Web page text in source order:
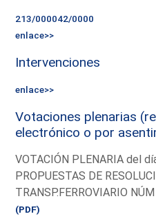
213/000042/0000
enlace>>
Intervenciones
enlace>>
Votaciones plenarias
electrónico o por
VOTACIÓN PLENARIA del
PROPUESTAS DE
TRANSP.FERROVIARIO
(PDF)